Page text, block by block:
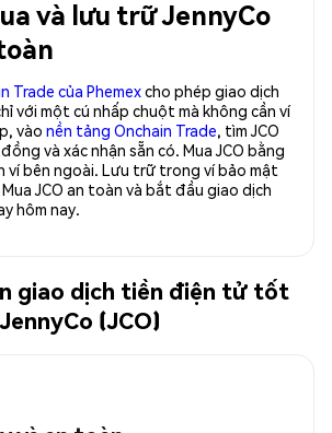
và lưu trữ JennyCo
Trade của Phemexcho phép giao dịch
với một cú nhấp chuột mà không cần ví
vào nền tảng Onchain Trade, tìm JCO
và xác nhận sẵn có. Mua JCO bằng
ví bên ngoài. Lưu trữ trong ví bảo mật
JCO an toàn và bắt đầu giao dịch
hôm nay.
giao dịch tiền điện tử tốt
(JCO)